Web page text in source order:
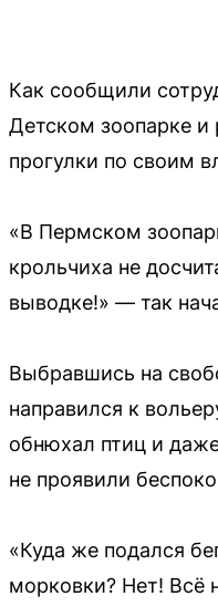
Как сообщили
Детском зоопарке и
прогулки по своим
«В Пермском
крольчиха не
выводке!» — так
Выбравшись на
направился к
обнюхал птиц и
не проявили
«Куда же подался
морковки? Нет! Всё